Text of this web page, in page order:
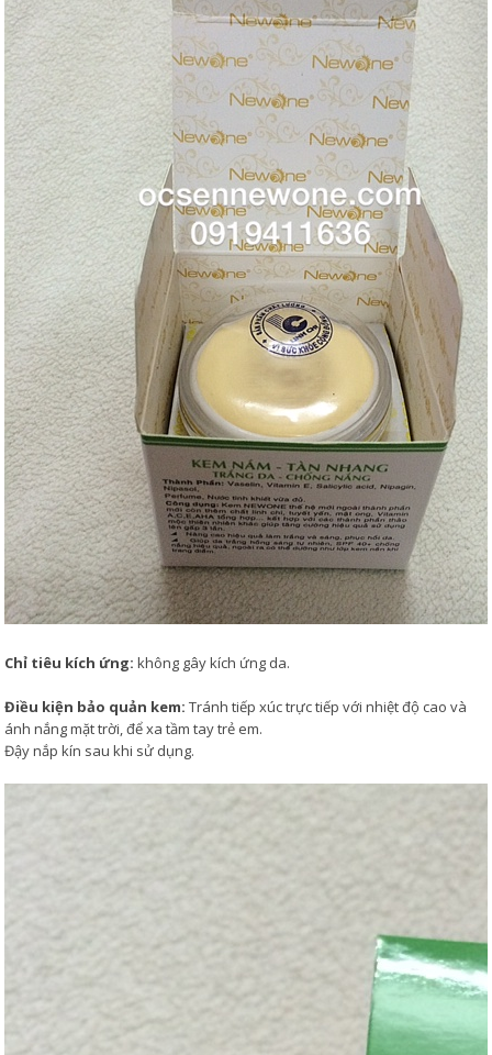
Chỉ tiêu kích ứng: không gây kích ứng da.
Điều kiện bảo quản kem: Tránh tiếp xúc trực tiếp với nhiệt độ cao và
ánh nắng mặt trời, để xa tầm tay trẻ em.
Đậy nắp kín sau khi sử dụng.